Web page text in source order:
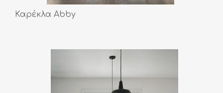
Καρέκλα Abby